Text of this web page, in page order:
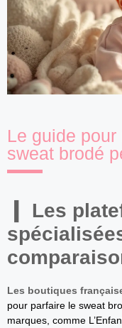
Le guide pour
sweat brodé
Les
Les boutiques
pour parfaire le sweat
marques, comme